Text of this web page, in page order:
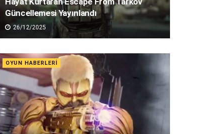
Güncellemesi Yayınlandı
26/12/2025
OYUN HABERLERI